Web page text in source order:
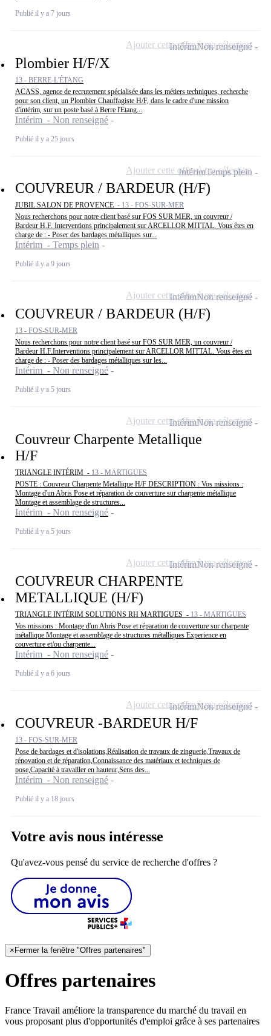
Publié il y a 7 jours
Plombier H/F/X
13 - BERRE-L'ÉTANG
ACASS, agence de recrutement spécialisée dans les métiers techniques, recherche
pour son client, un Plombier Chauffagiste H/F, dans le cadre d'une mission
d'intérim, sur un poste basé à Berre l'Etang...
Intérim - Non renseigné
Publié il y a 25 jours
IntérimNon renseigné
Ajouter cette offre à ma sélection
COUVREUR / BARDEUR (H/F)
JUBIL SALON DE PROVENCE - 13 - FOS-SUR-MER
Nous recherchons pour notre client basé sur FOS SUR MER, un couvreur /
Bardeur H.F. Interventions principalement sur ARCELLOR MITTAL. Vous êtes en
charge de : - Poser des bardages métalliques sur...
Intérim - Temps plein
Publié il y a 9 jours
IntérimTemps plein
Ajouter cette offre à ma sélection
COUVREUR / BARDEUR (H/F)
13 - FOS-SUR-MER
Nous recherchons pour notre client basé sur FOS SUR MER, un couvreur /
Bardeur H.F.Interventions principalement sur ARCELLOR MITTAL. Vous êtes en
charge de : - Poser des bardages métalliques sur les...
Intérim - Non renseigné
Publié il y a 5 jours
IntérimNon renseigné
Ajouter cette offre à ma sélection
Couvreur Charpente Metallique
H/F
TRIANGLE INTÉRIM - 13 - MARTIGUES
POSTE : Couvreur Charpente Metallique H/F DESCRIPTION : Vos missions :
Montage d'un Abris Pose et réparation de couverture sur charpente métallique
Montage et assemblage de structures...
Intérim - Non renseigné
Publié il y a 5 jours
IntérimNon renseigné
Ajouter cette offre à ma sélection
COUVREUR CHARPENTE
METALLIQUE (H/F)
TRIANGLE INTÉRIM SOLUTIONS RH MARTIGUES - 13 - MARTIGUES
Vos missions : Montage d'un Abris Pose et réparation de couverture sur charpente
métallique Montage et assemblage de structures métalliques Experience en
couverture et/ou charpente...
Intérim - Non renseigné
Publié il y a 6 jours
IntérimNon renseigné
Ajouter cette offre à ma sélection
COUVREUR -BARDEUR H/F
13 - FOS-SUR-MER
Pose de bardages et d'isolations,Réalisation de travaux de zinguerie,Travaux de
rénovation et de réparation,Connaissance des matériaux et techniques de
pose,Capacité à travailler en hauteur,Sens des...
Intérim - Non renseigné
Publié il y a 18 jours
IntérimNon renseigné
Ajouter cette offre à ma sélection
Votre avis nous intéresse
Qu'avez-vous pensé du service de recherche d'offres ?
× Fermer la fenêtre "Offres partenaires"
Offres partenaires
France Travail améliore la transparence du marché du travail en
vous proposant plus d'opportunités d'emploi grâce à ses partenaires